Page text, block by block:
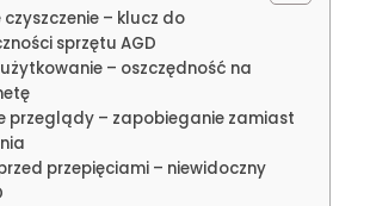
– klucz do
sprzętu AGD
użytkowanie – oszczędność na
przeglądy – zapobieganie zamiast
przepięciami – niewidoczny